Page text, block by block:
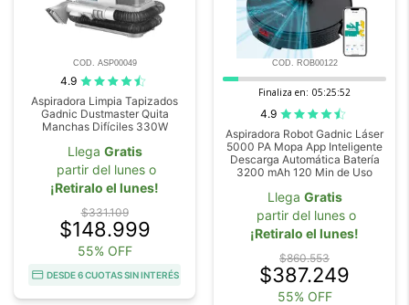
COD. ASP00049
4.9
Aspiradora Limpia Tapizados
Gadnic Dustmaster Quita
Manchas Difíciles 330W
Llega Gratis
partir del lunes o
¡Retiralo el lunes!
$331.109
$148.999
55% OFF
DESDE 6 CUOTAS SIN INTERÉS
COD. ROB00122
Finaliza en: 05:25:51
4.9
Aspiradora Robot Gadnic Láser
5000 PA Mopa App Inteligente
Descarga Automática Batería
3200 mAh 120 Min de Uso
Llega Gratis
partir del lunes o
¡Retiralo el lunes!
$860.553
$387.249
55% OFF